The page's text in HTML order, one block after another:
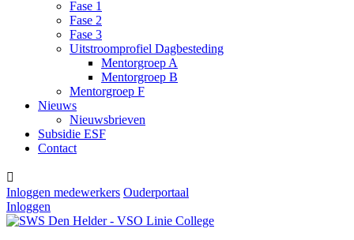
Fase 1
Fase 2
Fase 3
Uitstroomprofiel Dagbesteding
Mentorgroep A
Mentorgroep B
Mentorgroep F
Nieuws
Nieuwsbrieven
Subsidie ESF
Contact

Inloggen medewerkers Ouderportaal
Inloggen